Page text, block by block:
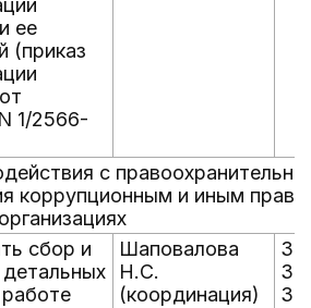
ее
(приказ
1/2566-
с
коррупционным и иным
сбор и
Шаповалова
Н.С.
(координация)